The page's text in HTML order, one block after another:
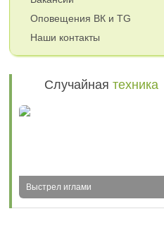
Оповещения ВК и TG
Наши контакты
Случайнаятехника
Выстрел иглами